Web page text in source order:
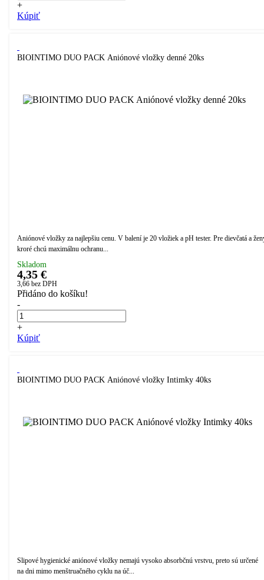
+
Kúpiť
BIOINTIMO DUO PACK Aniónové vložky denné 20ks
Aniónové vložky za najlepšiu cenu. V balení je 20 vložiek a pH tester. Pre dievčatá a
kroré chcú maximálnu ochranu...
Skladom
4,35 €
3,66 bez DPH
Přidáno do košíku!
-
+
Kúpiť
BIOINTIMO DUO PACK Aniónové vložky Intimky 40ks
Slipové hygienické aniónové vložky nemajú vysoko absorbčnú vrstvu, preto sú určené
na dni mimo menštruačného cyklu na úč...